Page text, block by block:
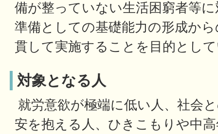
備が整っていない生活困窮者等
準備としての基礎能力の形成か
貫して実施することを目的とし
対象となる人
就労意欲が極端に低い人、社会
安を抱える人、ひきこもりや中